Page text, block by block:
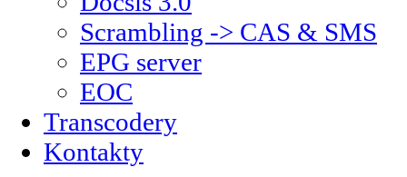
Scrambling -> CAS & SMS
EPG server
EOC
Transcodery
Kontakty